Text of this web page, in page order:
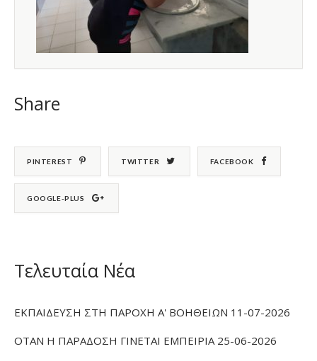
Share
PINTEREST TWITTER FACEBOOK
GOOGLE-PLUS
Τελευταία Νέα
ΕΚΠΑΙΔΕΥΣΗ ΣΤΗ ΠΑΡΟΧΗ Α' ΒΟΗΘΕΙΩΝ 11-07-2026
ΟΤΑΝ Η ΠΑΡΑΔΟΣΗ ΓΙΝΕΤΑΙ ΕΜΠΕΙΡΙΑ 25-06-2026